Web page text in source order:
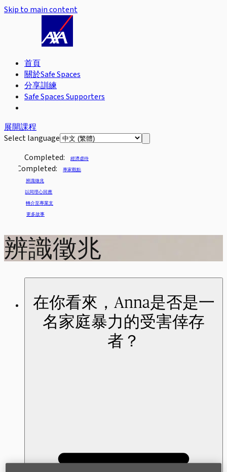
Skip to main content
首頁
關於Safe Spaces
分享訓練
Safe Spaces Supporters
展開課程
Select language
Completed:
經濟虐待
Completed:
專家觀點
辨識徵兆
以同理心回應
轉介至專業支
更多故事
辨識徵兆
在你看來，Anna是否是一
名家庭暴力的受害倖存
者？